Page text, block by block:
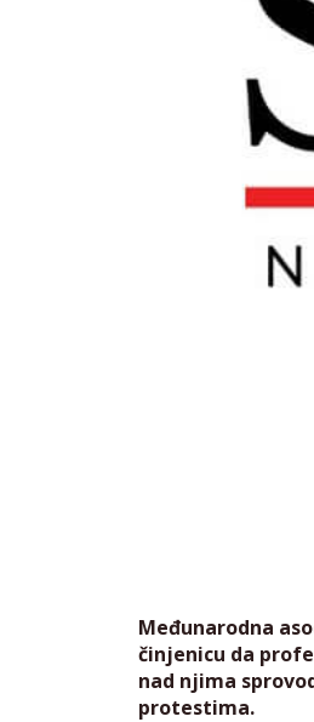
Međunarodna
činjenicu da
nad njima
protestima.